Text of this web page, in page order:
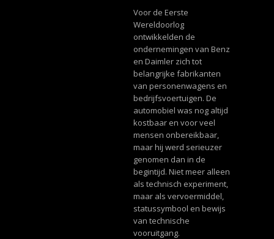
Voor de Eerste
Wereldoorlog
ontwikkelden de
ondernemingen van Benz
en Daimler zich tot
belangrijke fabrikanten
van personenwagens en
bedrijfsvoertuigen. De
automobiel was nog altijd
kostbaar en voor veel
mensen onbereikbaar,
maar hij werd serieuzer
genomen dan in de
begintijd. Niet meer alleen
als technisch experiment,
maar als vervoermiddel,
statussymbool en bewijs
van technische
vooruitgang.